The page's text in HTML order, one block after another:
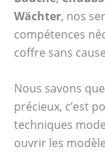
Wächter, nos
compétences
coffre sans
Nous savons
précieux, c’est
techniques
ouvrir les